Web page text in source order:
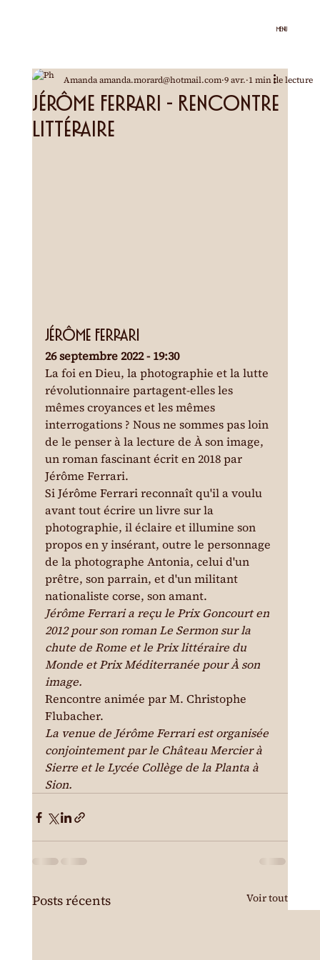
MENU
Jérôme Ferrari - Rencontre
littéraire
Amanda amanda.morard@hotmail.com 9 avr. 1 min de lecture
Jérôme Ferrari
26 septembre 2022 - 19:30
La foi en Dieu, la photographie et la lutte
révolutionnaire partagent-elles les
mêmes croyances et les mêmes
interrogations ? Nous ne sommes pas loin
de le penser à la lecture de À son image,
un roman fascinant écrit en 2018 par
Jérôme Ferrari.
Si Jérôme Ferrari reconnaît qu'il a voulu
avant tout écrire un livre sur la
photographie, il éclaire et illumine son
propos en y insérant, outre le personnage
de la photographe Antonia, celui d'un
prêtre, son parrain, et d'un militant
nationaliste corse, son amant.
Jérôme Ferrari a reçu le Prix Goncourt en
2012 pour son roman Le Sermon sur la
chute de Rome et le Prix littéraire du
Monde et Prix Méditerranée pour À son
image.
Rencontre animée par M. Christophe
Flubacher.
La venue de Jérôme Ferrari est organisée
conjointement par le Château Mercier à
Sierre et le Lycée Collège de la Planta à
Sion.
Posts récents Voir tout